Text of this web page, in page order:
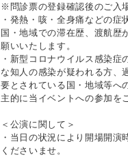
※問診票の登録確認後のご入
・発熱・咳・全身痛などの
国・地域での滞在歴、渡航歴
願いいたします。
・新型コロナウイルス感染
な知人の感染が疑われる方、
要とされている国・地域等へ
主的に当イベントへの参加を
＜公演に関して＞
・当日の状況により開場開
くださいませ。